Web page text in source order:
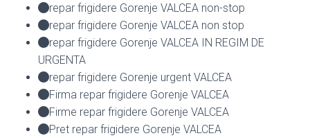
repar frigidere Gorenje VALCEA non-stop
repar frigidere Gorenje VALCEA non stop
repar frigidere Gorenje VALCEA IN REGIM DE
URGENTA
repar frigidere Gorenje urgent VALCEA
Firma repar frigidere Gorenje VALCEA
Firme repar frigidere Gorenje VALCEA
Pret repar frigidere Gorenje VALCEA